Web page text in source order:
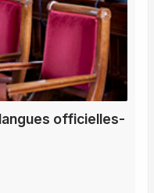
officielles-